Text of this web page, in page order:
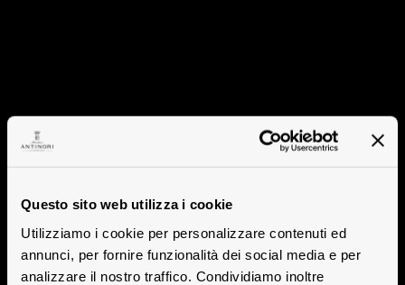
Questo sito web utilizza i cookie
Utilizziamo i cookie per personalizzare contenuti ed
annunci, per fornire funzionalità dei social media e per
analizzare il nostro traffico. Condividiamo inoltre